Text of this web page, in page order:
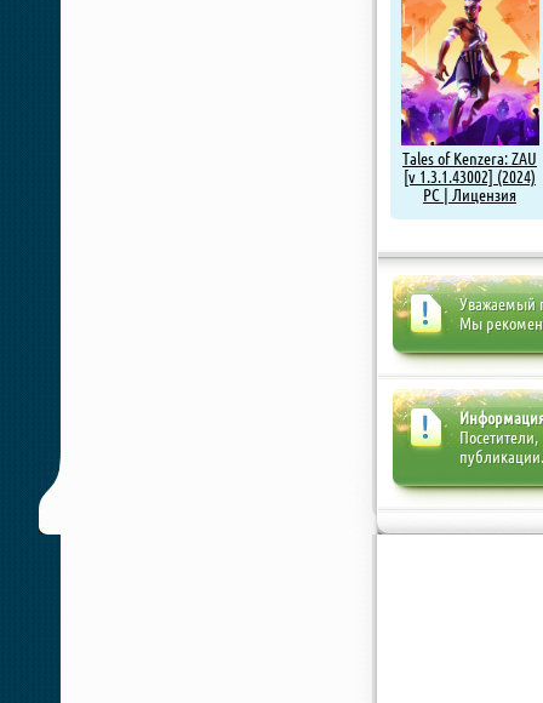
Tales of Kenzera: ZAU
[v 1.3.1.43002] (2024)
PC | Лицензия
Уважаемый
Мы
публикации.